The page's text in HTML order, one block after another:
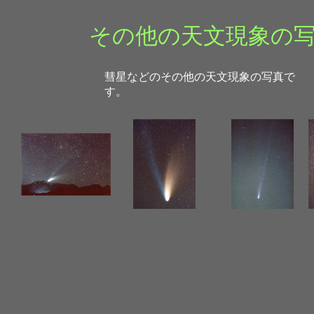
彗星などのその他の天文現象の写真で
す。
その他の天文現象の